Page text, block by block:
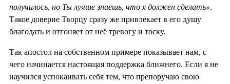
получилось, но Ты лучше знаешь, что я должен сделать».
Такое доверие Творцу сразу же привлекает в его душу
благодать и отгоняет от неё тревогу и тоску.
Так апостол на собственном примере показывает нам, с
чего начинается настоящая поддержка ближнего. Если я не
научился успокаивать себя тем, что препоручаю свою